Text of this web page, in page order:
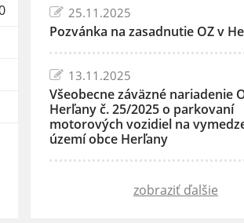
25.11.2025
Pozvánka na zasadnutie OZ v
13.11.2025
Všeobecne záväzné nariadenie
Herľany č. 25/2025 o parkovaní
motorových vozidiel na
území obce Herľany
zobraziť ďalšie